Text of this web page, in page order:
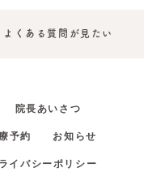
よくある質問が見たい
院長あいさつ
予約 お知らせ
イバシーポリシー